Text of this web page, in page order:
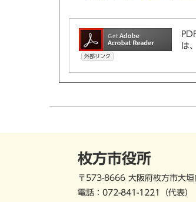
外部リンク
は、
枚方市役所
〒573-8666 大阪府枚方市大
電話： 072-841-1221 （代表）